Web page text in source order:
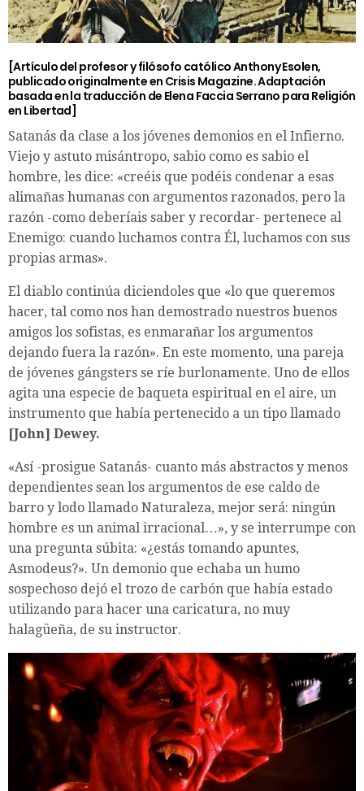
[Artículo del profesor y filósofo católico Anthony Esolen,
publicado originalmente en Crisis Magazine. Adaptación
basada en la traducción de Elena Faccia Serrano para Religión
en Libertad]
Satanás da clase a los jóvenes demonios en el Infierno.
Viejo y astuto misántropo, sabio como es sabio el
hombre, les dice: «creéis que podéis condenar a esas
alimañas humanas con argumentos razonados, pero la
razón -como deberíais saber y recordar- pertenece al
Enemigo: cuando luchamos contra Él, luchamos con sus
propias armas».
El diablo continúa diciendoles que «lo que queremos
hacer, tal como nos han demostrado nuestros buenos
amigos los sofistas, es enmarañar los argumentos
dejando fuera la razón». En este momento, una pareja
de jóvenes gángsters se ríe burlonamente. Uno de ellos
agita una especie de baqueta espiritual en el aire, un
instrumento que había pertenecido a un tipo llamado
[John] Dewey.
«Así -prosigue Satanás- cuanto más abstractos y menos
dependientes sean los argumentos de ese caldo de
barro y lodo llamado Naturaleza, mejor será: ningún
hombre es un animal irracional…», y se interrumpe con
una pregunta súbita: «¿estás tomando apuntes,
Asmodeus?». Un demonio que echaba un humo
sospechoso dejó el trozo de carbón que había estado
utilizando para hacer una caricatura, no muy
halagüeña, de su instructor.